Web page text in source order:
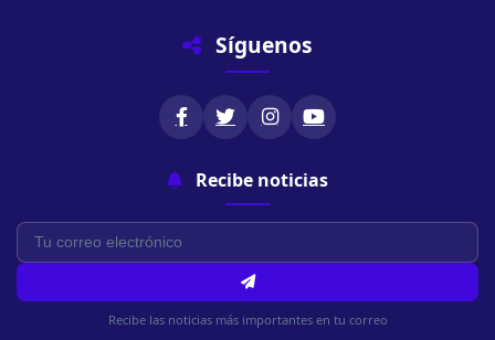
Síguenos
Recibe noticias
Recibe las noticias más importantes en tu correo